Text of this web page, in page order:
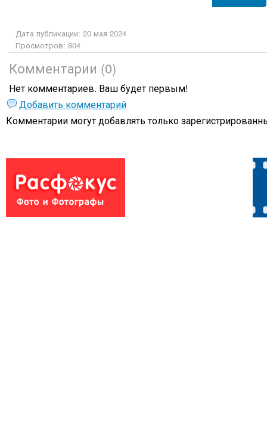
Дата публикации: 20 мая 2024
Просмотров: 804
Комментарии (0)
Нет комментариев. Ваш будет первым!
Добавить комментарий
Комментарии могут добавлять только